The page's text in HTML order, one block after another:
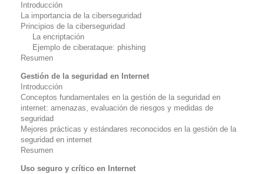
Introducción
La importancia de la ciberseguridad
Principios de la ciberseguridad
La encriptación
Ejemplo de ciberataque: phishing
Resumen
Gestión de la seguridad en Internet
Introducción
Conceptos fundamentales en la gestión de la seguridad en
internet: amenazas, evaluación de riesgos y medidas de
seguridad
Mejores prácticas y estándares reconocidos en la gestión de la
seguridad en internet
Resumen
Uso seguro y crítico en Internet